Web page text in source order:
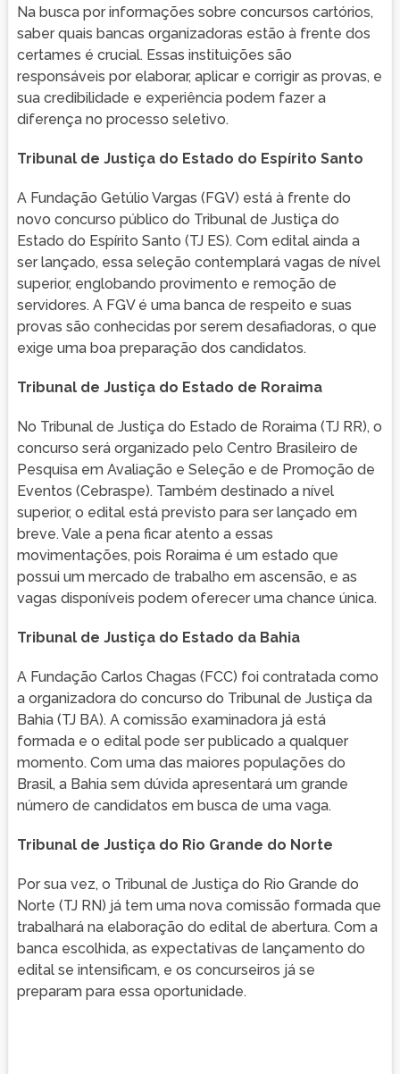
Na busca por informações sobre concursos cartórios,
saber quais bancas organizadoras estão à frente dos
certames é crucial. Essas instituições são
responsáveis por elaborar, aplicar e corrigir as provas, e
sua credibilidade e experiência podem fazer a
diferença no processo seletivo.
Tribunal de Justiça do Estado do Espírito Santo
A Fundação Getúlio Vargas (FGV) está à frente do
novo concurso público do Tribunal de Justiça do
Estado do Espírito Santo (TJ ES). Com edital ainda a
ser lançado, essa seleção contemplará vagas de nível
superior, englobando provimento e remoção de
servidores. A FGV é uma banca de respeito e suas
provas são conhecidas por serem desafiadoras, o que
exige uma boa preparação dos candidatos.
Tribunal de Justiça do Estado de Roraima
No Tribunal de Justiça do Estado de Roraima (TJ RR), o
concurso será organizado pelo Centro Brasileiro de
Pesquisa em Avaliação e Seleção e de Promoção de
Eventos (Cebraspe). Também destinado a nível
superior, o edital está previsto para ser lançado em
breve. Vale a pena ficar atento a essas
movimentações, pois Roraima é um estado que
possui um mercado de trabalho em ascensão, e as
vagas disponíveis podem oferecer uma chance única.
Tribunal de Justiça do Estado da Bahia
A Fundação Carlos Chagas (FCC) foi contratada como
a organizadora do concurso do Tribunal de Justiça da
Bahia (TJ BA). A comissão examinadora já está
formada e o edital pode ser publicado a qualquer
momento. Com uma das maiores populações do
Brasil, a Bahia sem dúvida apresentará um grande
número de candidatos em busca de uma vaga.
Tribunal de Justiça do Rio Grande do Norte
Por sua vez, o Tribunal de Justiça do Rio Grande do
Norte (TJ RN) já tem uma nova comissão formada que
trabalhará na elaboração do edital de abertura. Com a
banca escolhida, as expectativas de lançamento do
edital se intensificam, e os concurseiros já se
preparam para essa oportunidade.